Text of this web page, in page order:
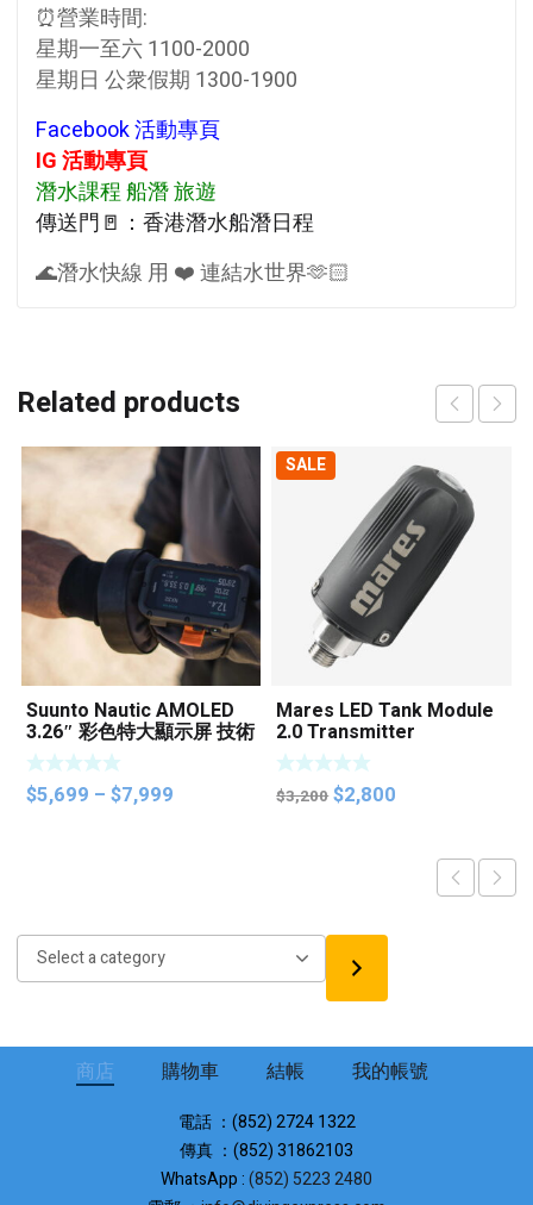
Select
a
⏰營業時間:
星期一至六 1100-2000
星期日 公衆假期 1300-1900
Facebook 活動專頁
IG 活動專頁
潛水課程 船潛 旅遊
傳送門🚪：香港潛水船潛日程
🌊潛水快線 用 ❤️ 連結水世界🫶🏻
Related products
Suunto Nautic AMOLED
3.26″ 彩色特大顯示屏 技術
潛水8氣瓶整合功能 潛水電
腦
$5,699 – $7,999
SALE
Mares LED Tank Module
2.0 Transmitter
$3,200Original
$2,800
$2,800.
商店 購物車 結帳 我的帳號
電話 ：(852) 2724 1322
傳真 ：(852) 31862103
WhatsApp :(852) 5223 2480